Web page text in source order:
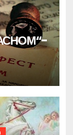
АСНОМ“-